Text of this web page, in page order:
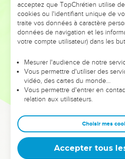
DE
ET SI LEURS ERREURS
VOTRES ?
leur foi ou leur vision. Mais on voit
et les saisons difficiles qu'ils ont
sont elles qui les ont
Dans cette conférence, leaders,
clés pour avancer avec plus de
deviennent vos tremplins. Que
équipe, un groupe ou une famille,
acceptez que TopChrétien utilise
cookies ou l'identifiant unique de
traite vos données à caractère
données de navigation et les
votre compte utilisateur) dans les
Mesurer l'audience de notre
Vous permettre d'utiliser des
vidéo, des cartes du monde…
Vous permettre d'entrer en
relation aux utilisateurs.
Choisir mes
Accepter tous